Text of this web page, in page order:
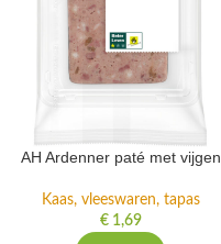
AH Ardenner paté met vijgen
Kaas, vleeswaren, tapas
€1,69